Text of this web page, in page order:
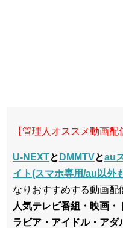
【管理人オススメ動画配
U-NEXTと DMMTVとau
イト(スマホ専用/au以外
なりおすすめする動画配
人気テレビ番組・映画
ラビア・アイドル・アダ